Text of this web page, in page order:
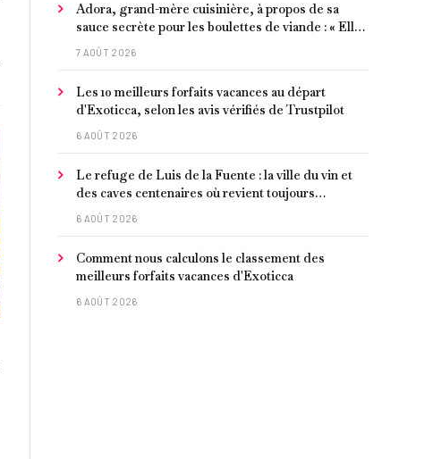
Adora, grand-mère cuisinière, à propos de sa
sauce secrète pour les boulettes de viande : « Elle
contient un peu de curcuma, du poivre, une
7 AOÛT 2026
Les 10 meilleurs forfaits vacances au départ
d'Exoticca, selon les avis vérifiés de Trustpilot
6 AOÛT 2026
Le refuge de Luis de la Fuente : la ville du vin et
des caves centenaires où revient toujours
l'entraîneur espagnol
6 AOÛT 2026
Comment nous calculons le classement des
meilleurs forfaits vacances d'Exoticca
6 AOÛT 2026